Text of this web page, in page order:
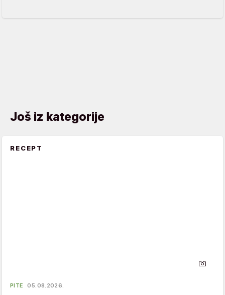
Još iz kategorije
RECEPT
PITE 05.08.2026.